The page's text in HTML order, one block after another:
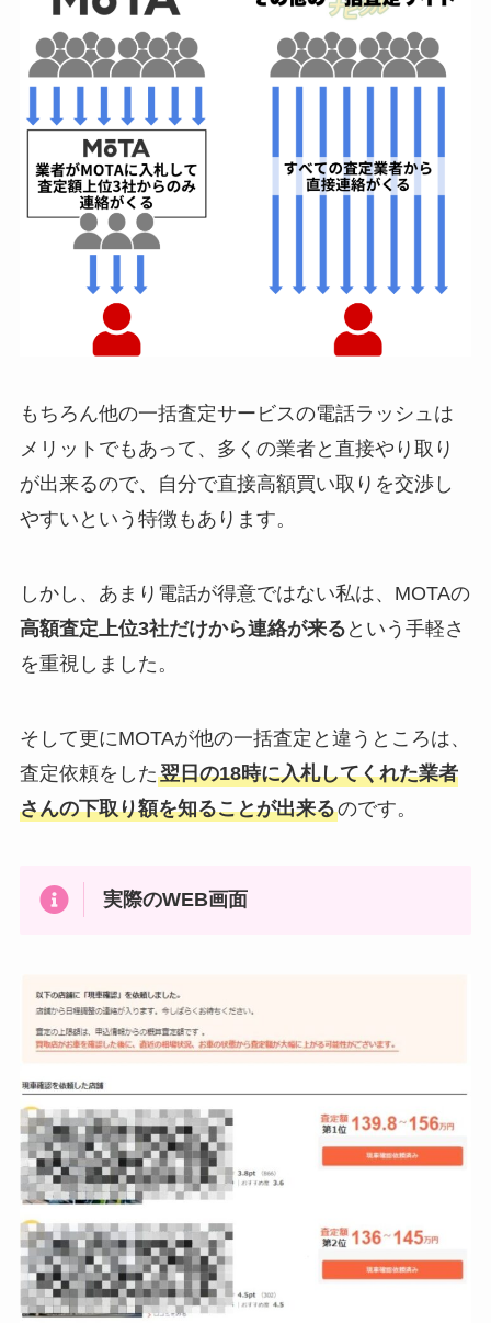
もちろん他の一括査定サービスの電話ラッシュは
メリットでもあって、多くの業者と直接やり取り
が出来るので、自分で直接高額買い取りを交渉し
やすいという特徴もあります。
しかし、あまり電話が得意ではない私は、MOTAの
高額査定上位3社だけから連絡が来る という手軽さ
を重視しました。
そして更にMOTAが他の一括査定と違うところは、
査定依頼をした翌日の18時に入札してくれた業者
さんの下取り額を知ることが出来るのです。
実際のWEB画面